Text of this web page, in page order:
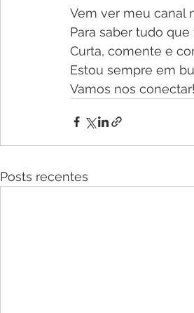
Vem ver meu canal
Para saber tudo
Curta, comente e
Estou sempre em
Vamos nos conectar!
Posts recentes